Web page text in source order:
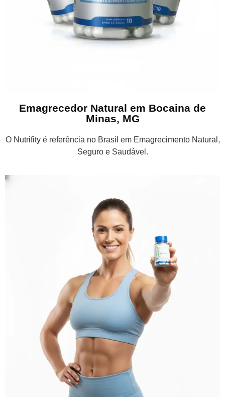
Emagrecedor Natural em Bocaina de
Minas, MG
O Nutrifity é referência no Brasil em Emagrecimento Natural,
Seguro e Saudável.